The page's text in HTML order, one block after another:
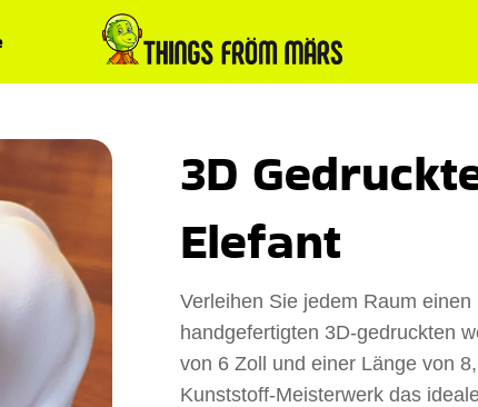
3D
Elefant
Verleihen Sie jedem Raum
handgefertigten 3D-gedruckten
von 6 Zoll und einer Länge von
Kunststoff-Meisterwerk das